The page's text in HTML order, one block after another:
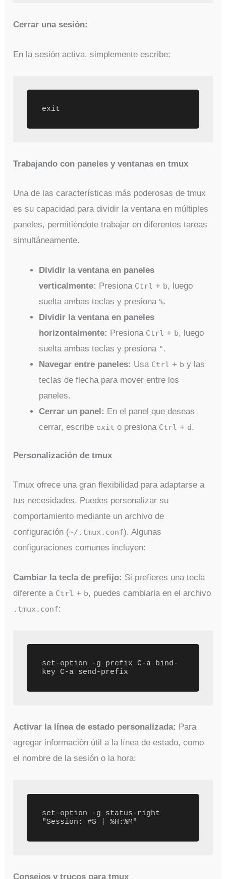
Cerrar una sesión:
En la sesión activa, simplemente escribe:
exit
Trabajando con paneles y ventanas en tmux
Una de las características más poderosas de tmux
es su capacidad para dividir la ventana en múltiples
paneles, permitiéndote trabajar en diferentes tareas
simultáneamente.
Dividir la ventana en paneles
verticalmente: Presiona Ctrl + b, luego
suelta ambas teclas y presiona%.
Dividir la ventana en paneles
horizontalmente: Presiona Ctrl + b, luego
suelta ambas teclas y presiona ".
Navegar entre paneles: Usa Ctrl + b y las
teclas de flecha para mover entre los
paneles.
Cerrar un panel: En el panel que deseas
cerrar, escribe exit o presiona Ctrl + d.
Personalización de tmux
Tmux ofrece una gran flexibilidad para adaptarse a
tus necesidades. Puedes personalizar su
comportamiento mediante un archivo de
configuración (~/.tmux.conf). Algunas
configuraciones comunes incluyen:
Cambiar la tecla de prefijo: Si prefieres una tecla
diferente a Ctrl + b, puedes cambiarla en el archivo
.tmux.conf:
set-option -g prefix C-a bind-
key C-a send-prefix
Activar la línea de estado personalizada: Para
agregar información útil a la línea de estado, como
el nombre de la sesión o la hora:
set-option -g status-right
"Session: #S | %H:%M"
Consejos y trucos para tmux